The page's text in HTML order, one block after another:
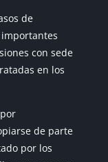
de
con sede
en los
de parte
por los